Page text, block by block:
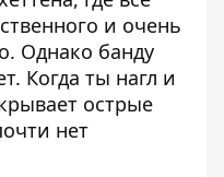
и очень
Однако банду
Когда ты нагл и
острые
нет